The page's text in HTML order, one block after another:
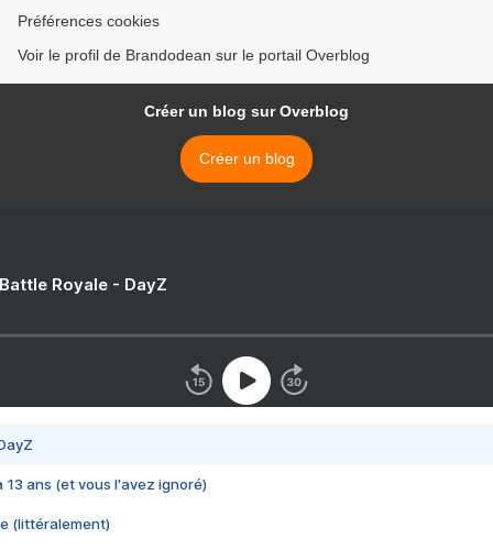
Préférences cookies
Voir le profil de Brandodean sur le portail Overblog
Créer un blog sur Overblog
Créer un blog
Royale - DayZ
13 ans (et vous l'avez ignoré)
(littéralement)